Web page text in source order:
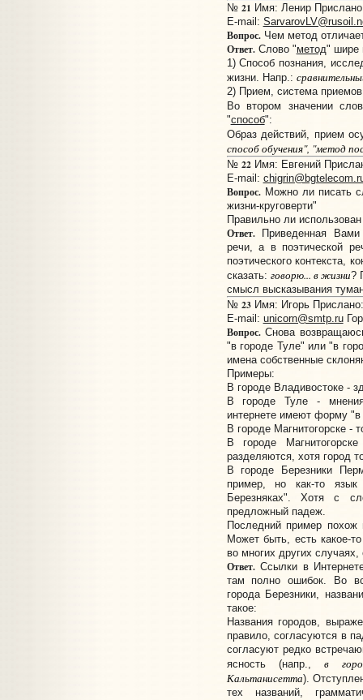
№ 21 Имя: Ленир
E-mail:
Вопрос.Чем метод
Ответ.Слово "метод" шире
1) Способ познания,
жизни. Напр.:
2) Прием, система
Во втором значении
"способ":
Образ действий, прием
способ обучения", "метод
№ 22Имя: Евгений
E-mail:
Вопрос.Можно ли писать
жизни-круговерти"
Правильно ли
Ответ.Приведенная Вами
речи, а в поэтической
поэтического контекста,
сказать: говорю... в жизни?
смысл высказывания
№ 23Имя: Игорь Прислано:
E-mail: unicorn@smtp.ru
Вопрос.Снова
"в городе Туле" или "в
имена собственные
Примеры:
В городе Владивостоке -
В городе Туле -
интернете имеют форму "в
В городе Магнитогорске -
В городе
разделяются, хотя город
В городе Березники
пример, но как-то язык
Березняках". Хотя с
предложный падеж.
Последний пример
Может быть, есть какое-
во многих других
Ответ.Ссылки в
там полно ошибок. Во
города Березники,
такое:
Названия городов,
правило, согласуются в
согласуют редко
ясность (напр.,в
Кальтанисетта).
тех названий,